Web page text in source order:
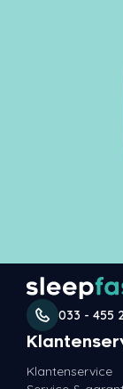
033 - 455
Klantenservice